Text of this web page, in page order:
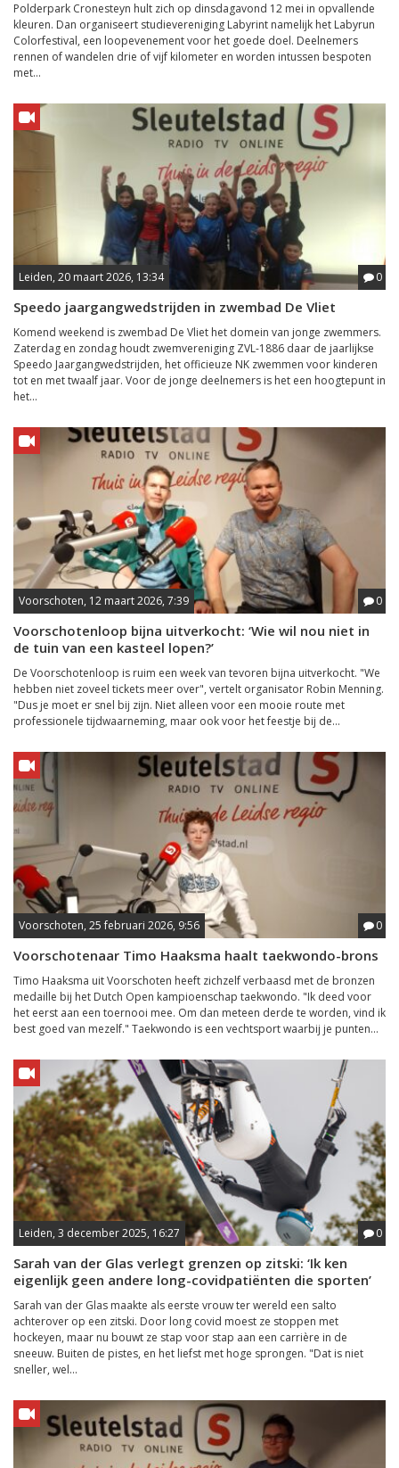
Polderpark Cronesteyn hult zich op dinsdagavond 12 mei in opvallende
kleuren. Dan organiseert studievereniging Labyrint namelijk het Labyrun
Colorfestival, een loopevenement voor het goede doel. Deelnemers
rennen of wandelen drie of vijf kilometer en worden intussen bespoten
met...
Leiden, 20 maart 2026, 13:34 0
Speedo jaargangwedstrijden in zwembad De Vliet
Komend weekend is zwembad De Vliet het domein van jonge zwemmers.
Zaterdag en zondag houdt zwemvereniging ZVL-1886 daar de jaarlijkse
Speedo Jaargangwedstrijden, het officieuze NK zwemmen voor kinderen
tot en met twaalf jaar. Voor de jonge deelnemers is het een hoogtepunt in
het...
Voorschoten, 12 maart 2026, 7:39 0
Voorschotenloop bijna uitverkocht: ‘Wie wil nou niet in
de tuin van een kasteel lopen?’
De Voorschotenloop is ruim een week van tevoren bijna uitverkocht. "We
hebben niet zoveel tickets meer over", vertelt organisator Robin Menning.
"Dus je moet er snel bij zijn. Niet alleen voor een mooie route met
professionele tijdwaarneming, maar ook voor het feestje bij de...
Voorschoten, 25 februari 2026, 9:56 0
Voorschotenaar Timo Haaksma haalt taekwondo-brons
Timo Haaksma uit Voorschoten heeft zichzelf verbaasd met de bronzen
medaille bij het Dutch Open kampioenschap taekwondo. "Ik deed voor
het eerst aan een toernooi mee. Om dan meteen derde te worden, vind ik
best goed van mezelf." Taekwondo is een vechtsport waarbij je punten...
Leiden, 3 december 2025, 16:27 0
Sarah van der Glas verlegt grenzen op zitski: ‘Ik ken
eigenlijk geen andere long-covidpatiënten die sporten’
Sarah van der Glas maakte als eerste vrouw ter wereld een salto
achterover op een zitski. Door long covid moest ze stoppen met
hockeyen, maar nu bouwt ze stap voor stap aan een carrière in de
sneeuw. Buiten de pistes, en het liefst met hoge sprongen. "Dat is niet
sneller, wel...